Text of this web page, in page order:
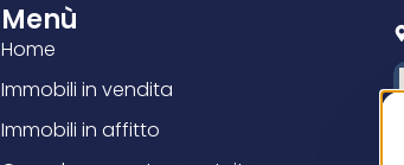
Menù
Home
Immobili in vendita
Immobili in affitto